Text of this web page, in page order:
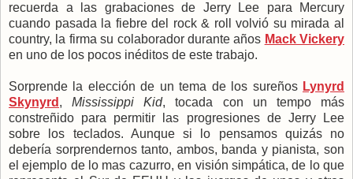
recuerda a las grabaciones de Jerry Lee para Mercury
cuando pasada la fiebre del rock & roll volvió su mirada al
country, la firma su colaborador durante años Mack Vickery
en uno de los pocos inéditos de este trabajo.
Sorprende la elección de un tema de los sureños Lynyrd
Skynyrd ,Mississippi Kid, tocada con un tempo más
constreñido para permitir las progresiones de Jerry Lee
sobre los teclados. Aunque si lo pensamos quizás no
debería sorprendernos tanto, ambos, banda y pianista, son
el ejemplo de lo mas cazurro, en visión simpática, de lo que